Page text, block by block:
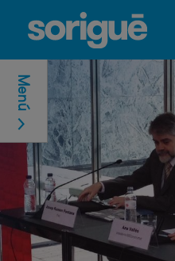
Jump to
Menú